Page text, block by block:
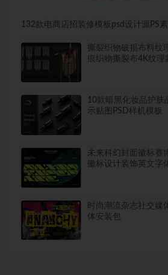
132款电商店招装修模板psd设计源PS
撕裂织物破损布料纹
痕织物撕裂布4K纹理
10款暗黑化妆品护肤
示贴图PSD样机模板
未来科幻封面徽标赛
徽标设计装饰英文字
时尚潮流杂志社交媒
体安装包